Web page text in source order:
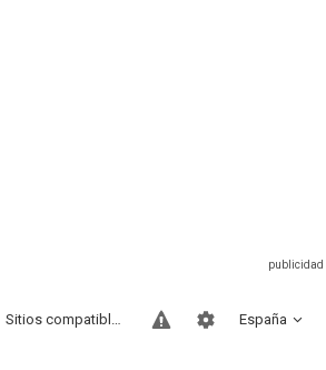
España
Sitios compatibles